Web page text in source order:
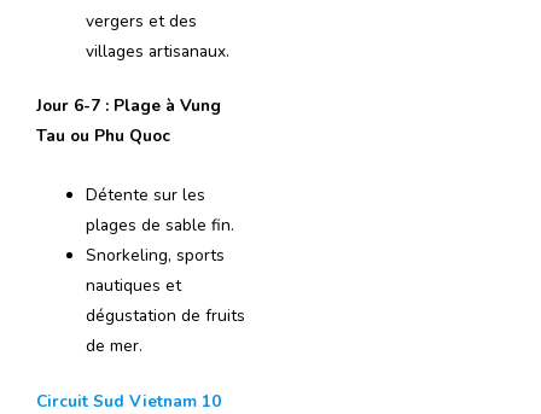
vergers et des
villages artisanaux.
Jour 6-7 : Plage à Vung
Tau ou Phu Quoc
Détente sur les
plages de sable fin.
Snorkeling, sports
nautiques et
dégustation de fruits
de mer.
Circuit Sud Vietnam 10